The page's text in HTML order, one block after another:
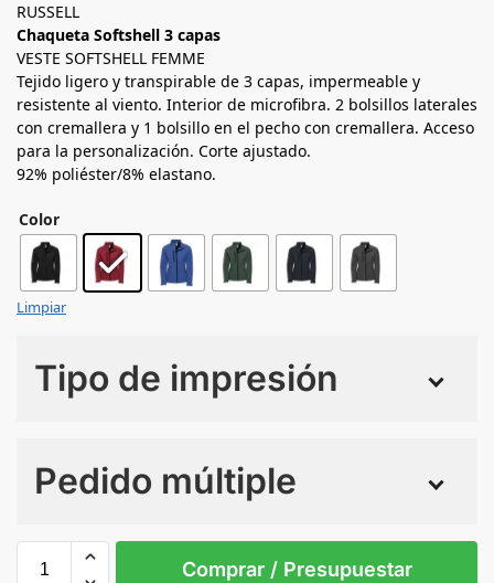
RUSSELL
Chaqueta Softshell 3 capas
VESTE SOFTSHELL FEMME
Tejido ligero y transpirable de 3 capas, impermeable y
resistente al viento. Interior de microfibra. 2 bolsillos laterales
con cremallera y 1 bolsillo en el pecho con cremallera. Acceso
para la personalización. Corte ajustado.
92% poliéster/8% elastano.
Color
Limpiar
Tipo de impresión
Pedido múltiple
Child product needs to have two attributes
Comprar / Presupuestar